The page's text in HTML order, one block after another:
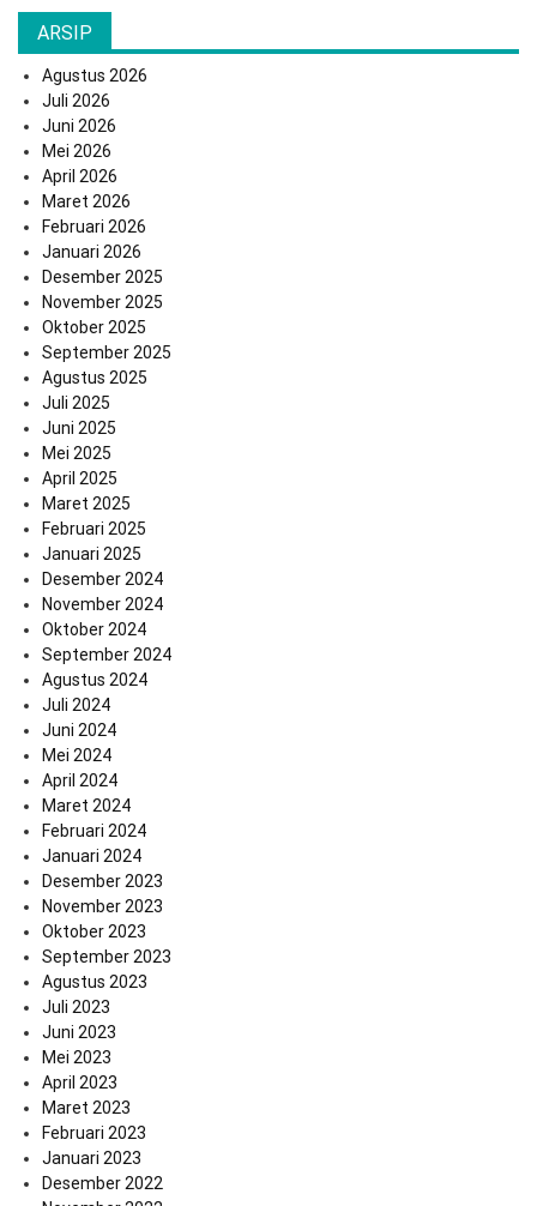
ARSIP
Agustus 2026
Juli 2026
Juni 2026
Mei 2026
April 2026
Maret 2026
Februari 2026
Januari 2026
Desember 2025
November 2025
Oktober 2025
September 2025
Agustus 2025
Juli 2025
Juni 2025
Mei 2025
April 2025
Maret 2025
Februari 2025
Januari 2025
Desember 2024
November 2024
Oktober 2024
September 2024
Agustus 2024
Juli 2024
Juni 2024
Mei 2024
April 2024
Maret 2024
Februari 2024
Januari 2024
Desember 2023
November 2023
Oktober 2023
September 2023
Agustus 2023
Juli 2023
Juni 2023
Mei 2023
April 2023
Maret 2023
Februari 2023
Januari 2023
Desember 2022